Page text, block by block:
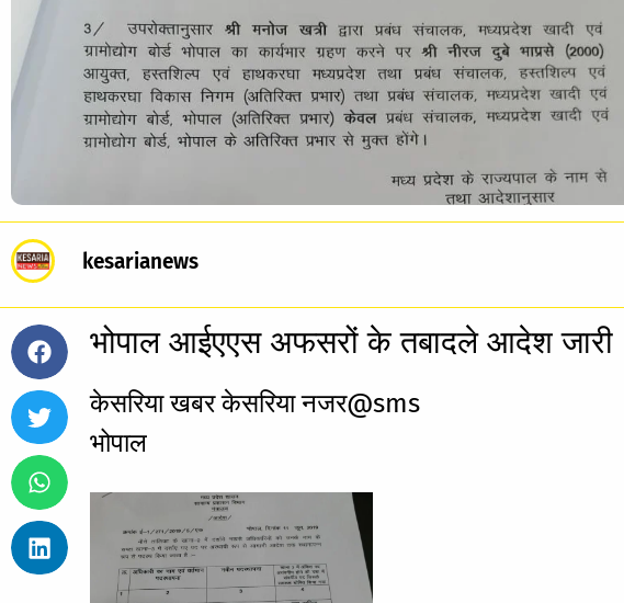
kesarianews
भोपाल आईएएस अफसरों के तबादले आदेश जारी
केसरिया खबर केसरिया नजर@sms
भोपाल